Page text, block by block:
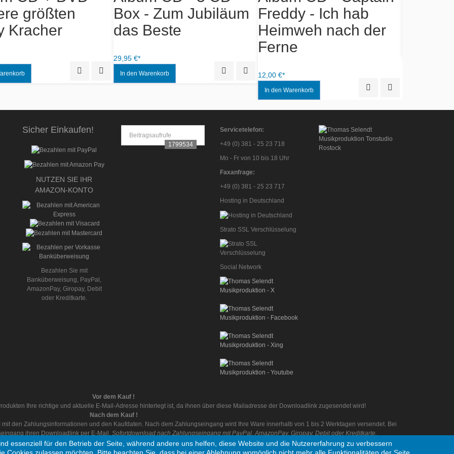
Quick ViewAdd to Wishlist
größten
Kracher
Quick View
Box - Zum Jubiläum
das Beste
29,95 €*
Quick View
Freddy - Ich hab
Heimweh nach der
Ferne
12,00 €*
Sicher Einkaufen!
NUTZEN SIE IHR
AMAZON-KONTO
Bezahlen Sie mit
Banküberweisung, PayPal,
AmazonPay, Giropay, Debit
oder Kreditkarte.
Beitragsaufrufe
1799534
Servicetelefon:
+49 (0) 381 - 25 23 718
Mo - Fr von 10 bis 18 Uhr
Faxanfrage:
+49 (0) 381 - 25 23 717
Hosting in Deutschland
Strato SSL Verschlüsselung
Social Network
Vor dem Kauf !
Ihre richtige und aktuelle E-Mail-Adresse hinterlegt ist, da ihnen über diese Mailadresse der Downloadlink zugesendet wird!
Nach dem Kauf !
den Zahlungsinformationen und den Kaufdaten. Nach dem Zahlungseingang wird Ihre Ware innerhalb von 1 bis 2 Werktagen versendet. Bei
ihren Downloadlink per E-Mail. Sofortdownload nach Zahlungseingang mit PayPal, AmazonPay, Giropay, Debit oder Kreditkarte.
essenziell für den Betrieb der Seite, während andere uns helfen, diese Website und die Nutzererfahrung zu verbessern